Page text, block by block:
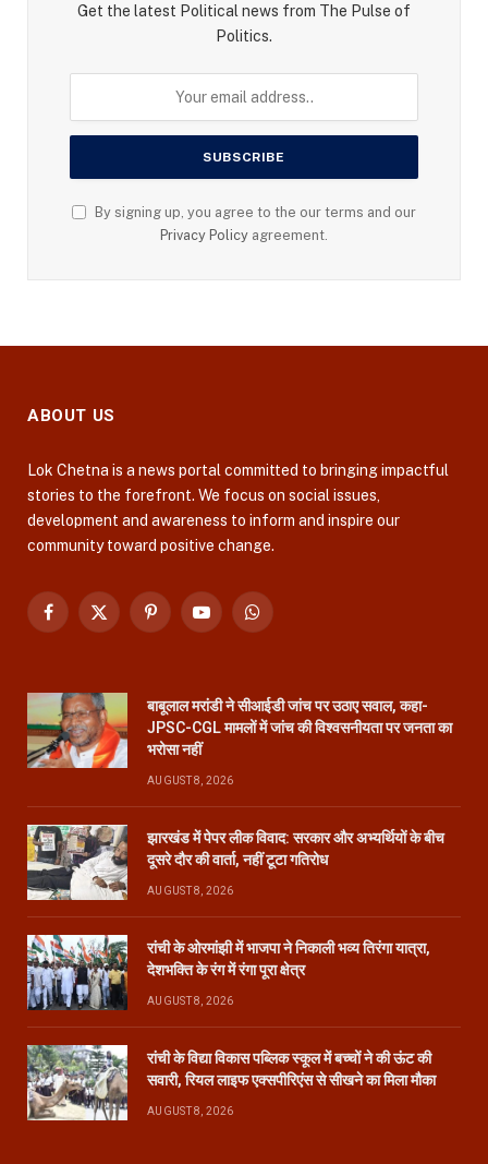
Get the latest Political news from The Pulse of
Politics.
By signing up, you agree to the our terms and our
Privacy Policy agreement.
ABOUT US
Lok Chetna is a news portal committed to bringing impactful
stories to the forefront. We focus on social issues,
development and awareness to inform and inspire our
community toward positive change.
Facebook
X
PinterestYouTubeWhatsApp
बाबूलाल मरांडी ने सीआईडी जांच पर उठाए सवाल, कहा-
JPSC-CGL मामलों में जांच की विश्वसनीयता पर जनता का
भरोसा नहीं
AUGUST 8, 2026
झारखंड में पेपर लीक विवाद: सरकार और अभ्यर्थियों के बीच
दूसरे दौर की वार्ता, नहीं टूटा गतिरोध
AUGUST 8, 2026
रांची के ओरमांझी में भाजपा ने निकाली भव्य तिरंगा यात्रा,
देशभक्ति के रंग में रंगा पूरा क्षेत्र
AUGUST 8, 2026
रांची के विद्या विकास पब्लिक स्कूल में बच्चों ने की ऊंट की
सवारी, रियल लाइफ एक्सपीरिएंस से सीखने का मिला मौका
AUGUST 8, 2026